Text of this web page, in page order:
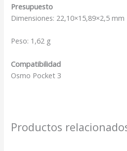
Presupuesto
Dimensiones: 22,10×15,89×2,5 mm
Peso: 1,62 g
Compatibilidad
Osmo Pocket 3
Productos